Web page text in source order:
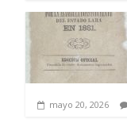
mayo 20, 2026